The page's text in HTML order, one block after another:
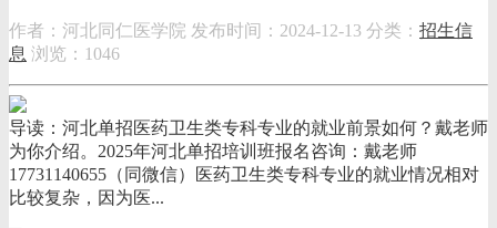
作者：河北同仁医学院 发布时间：2024-12-13 分类： 招生信
息 浏览：1046
导读：河北单招医药卫生类专科专业的就业前景如何？戴老师
为你介绍。2025年河北单招培训班报名咨询：戴老师
17731140655（同微信）医药卫生类专科专业的就业情况相对
比较复杂，因为医...